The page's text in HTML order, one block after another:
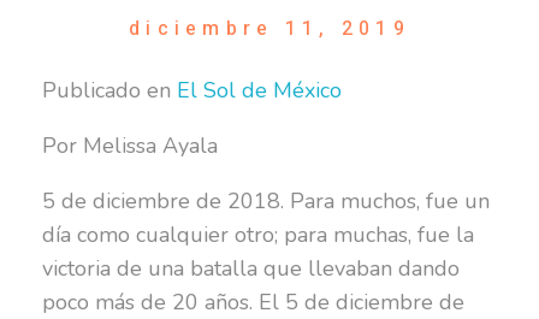
diciembre 11, 2019
Publicado en El Sol de México
Por Melissa Ayala
5 de diciembre de 2018. Para muchos, fue un
día como cualquier otro; para muchas, fue la
victoria de una batalla que llevaban dando
poco más de 20 años. El 5 de diciembre de